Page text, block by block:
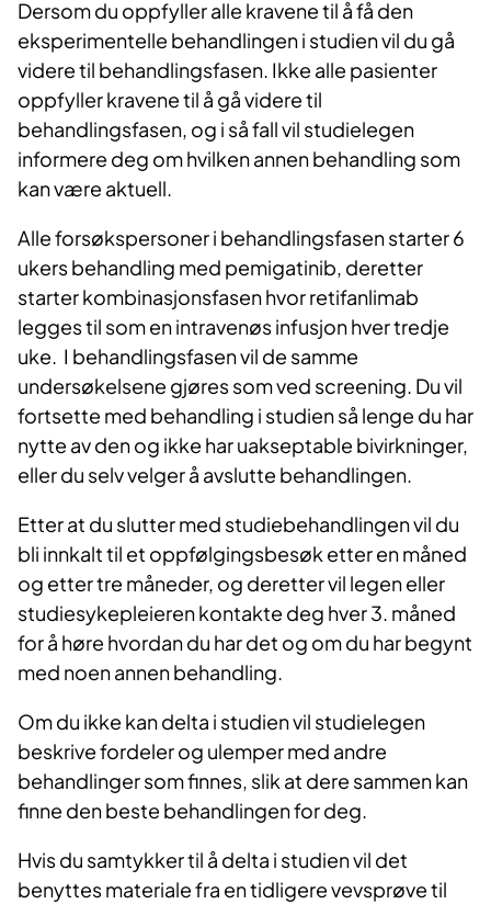
Dersom du oppfyller alle kravene til å få den
eksperimentelle behandlingen i studien vil du gå
videre til behandlingsfasen. Ikke alle pasienter
oppfyller kravene til å gå videre til
behandlingsfasen, og i så fall vil studielegen
informere deg om hvilken annen behandling som
kan være aktuell.
Alle forsøkspersoner i behandlingsfasen starter 6
ukers behandling med pemigatinib, deretter
starter kombinasjonsfasen hvor retifanlimab
legges til som en intravenøs infusjon hver tredje
uke. I behandlingsfasen vil de samme
undersøkelsene gjøres som ved screening. Du vil
fortsette med behandling i studien så lenge du har
nytte av den og ikke har uakseptable bivirkninger,
eller du selv velger å avslutte behandlingen.
Etter at du slutter med studiebehandlingen vil du
bli innkalt til et oppfølgingsbesøk etter en måned
og etter tre måneder, og deretter vil legen eller
studiesykepleieren kontakte deg hver 3. måned
for å høre hvordan du har det og om du har begynt
med noen annen behandling.
Om du ikke kan delta i studien vil studielegen
beskrive fordeler og ulemper med andre
behandlinger som finnes, slik at dere sammen kan
finne den beste behandlingen for deg.
Hvis du samtykker til å delta i studien vil det
benyttes materiale fra en tidligere vevsprøve til